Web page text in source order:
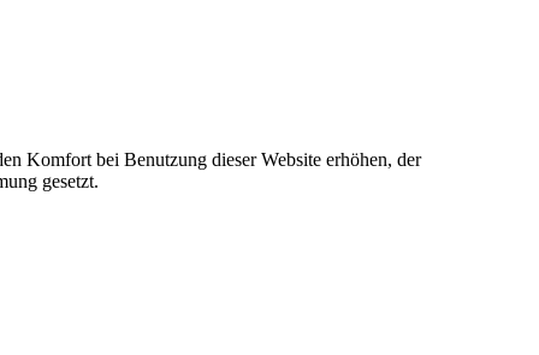
Komfort bei Benutzung dieser Website erhöhen, der